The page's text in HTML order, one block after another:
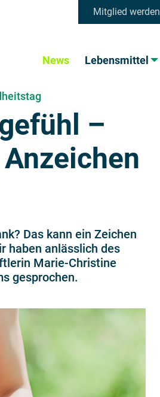
Mitglied werden
News Lebensmittel
–
Das kann ein Zeichen
haben anlässlich des
Marie-Christine
gesprochen.